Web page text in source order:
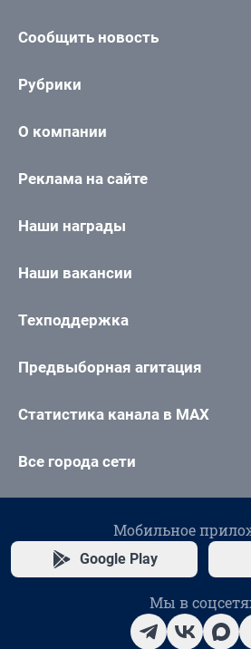
Сообщить новость
Рубрики
О компании
Реклама на сайте
Наши награды
Наши вакансии
Техподдержка
Предвыборная агитация
Статистика канала в MAX
Все города сети
Мобильное
Google Play
Мы в